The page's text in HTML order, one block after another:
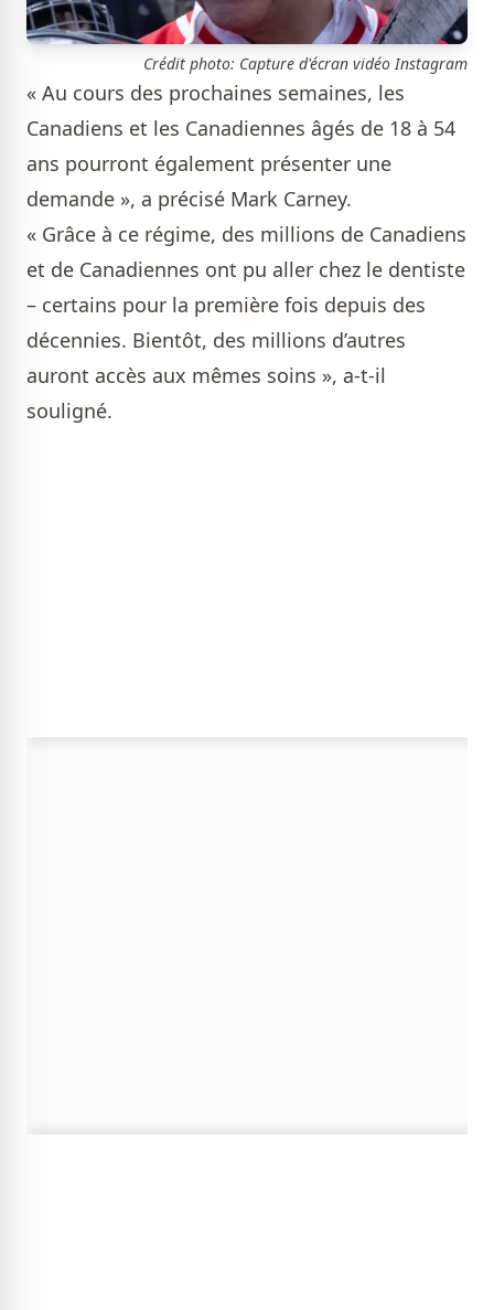
Crédit photo: Capture d'écran vidéo Instagram
« Au cours des prochaines semaines, les
Canadiens et les Canadiennes âgés de 18 à 54
ans pourront également présenter une
demande », a précisé Mark Carney.
« Grâce à ce régime, des millions de Canadiens
et de Canadiennes ont pu aller chez le dentiste
– certains pour la première fois depuis des
décennies. Bientôt, des millions d’autres
auront accès aux mêmes soins », a-t-il
souligné.